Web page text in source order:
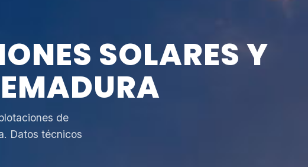
SOLARES Y
de
Datos técnicos